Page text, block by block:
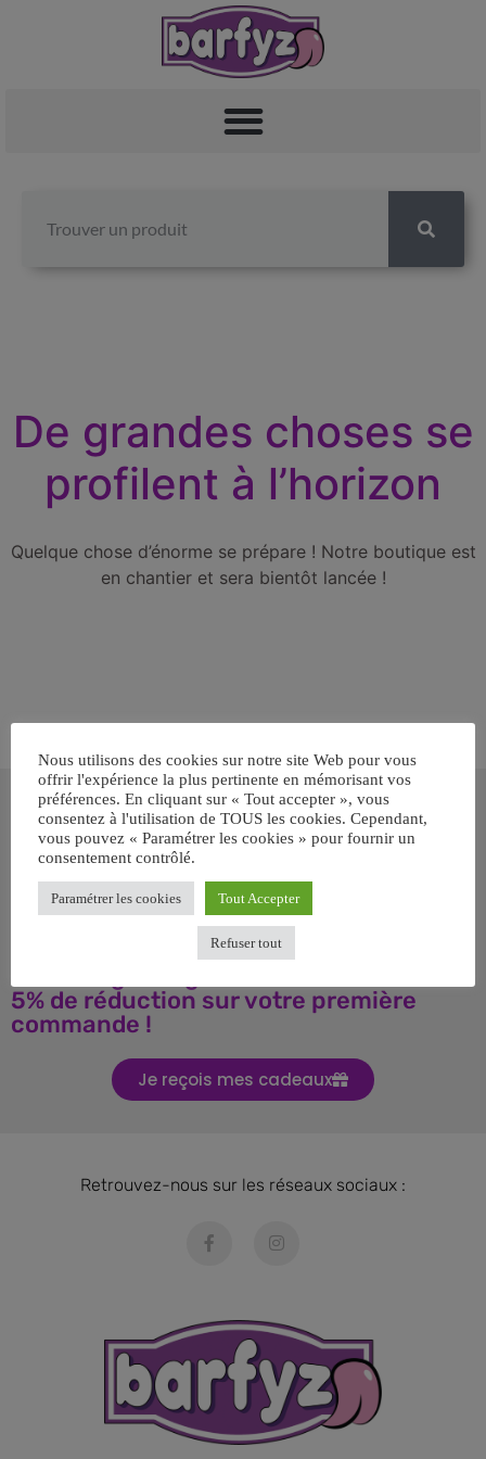
De grandes choses se
profilent à l’horizon
Quelque chose d’énorme se prépare ! Notre boutique est
en chantier et sera bientôt lancée !
Inscrivez-vous gratuitement pour
recevoir votre guide BARF gratuit !
Vous voulez savoir comment bien nourrir votre chien ou chat
avec le BARF ? Inscrivez-vous pour recevoir
GRATUIT SUR LE BARF EN PDF immédiatement
5% de réduction sur votre première
commande !
Je reçois mes cadeaux
Retrouvez-nous sur les réseaux sociaux :
Nous utilisons des cookies sur notre site Web pour vous
offrir l'expérience la plus pertinente en mémorisant vos
préférences. En cliquant sur « Tout accepter », vous
consentez à l'utilisation de TOUS les cookies. Cependant,
vous pouvez « Paramétrer les cookies » pour fournir un
consentement contrôlé.
Paramétrer les cookies Tout Accepter
Refuser tout